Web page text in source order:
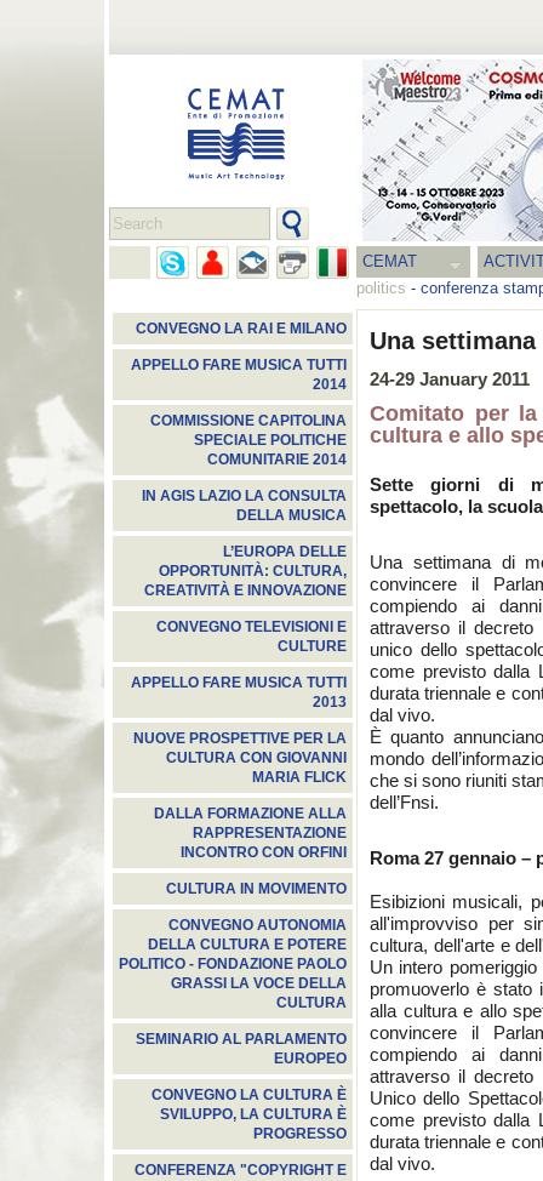
CEMAT
politics - conferenza
CONVEGNO LA RAI E MILANO
APPELLO FARE MUSICA TUTTI
2014
COMMISSIONE CAPITOLINA
SPECIALE POLITICHE
COMUNITARIE 2014
IN AGIS LAZIO LA CONSULTA
DELLA MUSICA
L’EUROPA DELLE
OPPORTUNITÀ: CULTURA,
CREATIVITÀ E INNOVAZIONE
CONVEGNO TELEVISIONI E
CULTURE
APPELLO FARE MUSICA TUTTI
2013
NUOVE PROSPETTIVE PER LA
CULTURA CON GIOVANNI
MARIA FLICK
DALLA FORMAZIONE ALLA
RAPPRESENTAZIONE
INCONTRO CON ORFINI
CULTURA IN MOVIMENTO
CONVEGNO AUTONOMIA
DELLA CULTURA E POTERE
POLITICO - FONDAZIONE PAOLO
GRASSI LA VOCE DELLA
CULTURA
SEMINARIO AL PARLAMENTO
EUROPEO
CONVEGNO LA CULTURA È
SVILUPPO, LA CULTURA È
PROGRESSO
CONFERENZA "COPYRIGHT E
Una
24-29 January 2011
Comitato per
cultura e allo
Sette giorni di
spettacolo, la
Una settimana di
convincere il
compiendo ai
attraverso il decreto
unico dello
come previsto dalla
durata triennale e
dal vivo.
È quanto
mondo
che si sono riuniti
dell’Fnsi.
Roma 27 gennaio –
Esibizioni musicali,
all'improvviso per
cultura, dell'arte e
Un intero
promuoverlo è stato
alla cultura e allo
convincere il
compiendo ai
attraverso il decreto
Unico dello
come previsto dalla
durata triennale e
dal vivo.